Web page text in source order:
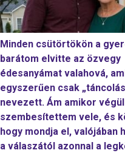
Minden csütörtökön a
barátom elvitte az özvegy
édesanyámat valahová,
egyszerűen csak
nevezett. Ám amikor végül
szembesítettem vele, és
hogy mondja el, valójában
a válaszától azonnal a